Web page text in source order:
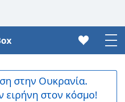
στην Ουκρανία.
ειρήνη στον κόσμο!